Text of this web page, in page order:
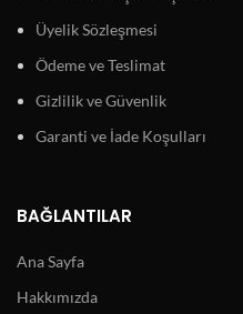
Üyelik Sözleşmesi
Ödeme ve Teslimat
Gizlilik ve Güvenlik
Garanti ve İade Koşulları
BAĞLANTILAR
Ana Sayfa
Hakkımızda